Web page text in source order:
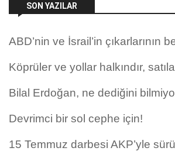
SON YAZILAR
ABD’nin ve İsrail’in çıkarlarının
Köprüler ve yollar halkındır,
Bilal Erdoğan, ne dediğini
Devrimci bir sol cephe için!
15 Temmuz darbesi AKP’yle